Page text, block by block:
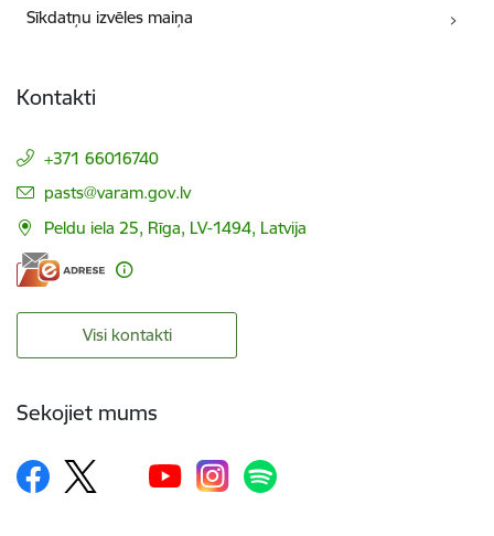
Sīkdatņu izvēles maiņa
Kontakti
+371 66016740
E-pasts:
pasts@varam.gov.lv
Peldu iela 25, Rīga, LV-1494, Latvija
Visi kontakti
Sekojiet mums